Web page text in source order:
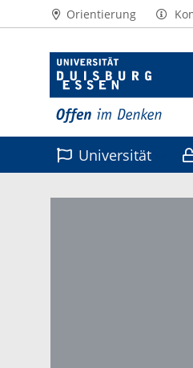
Orientierung
Universität